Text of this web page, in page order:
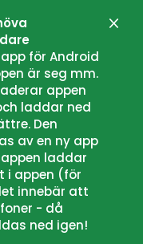
för Android
är seg mm.
appen
laddar ned
Den
av en ny app
laddar
i appen (för
innebär att
- då
ned igen!